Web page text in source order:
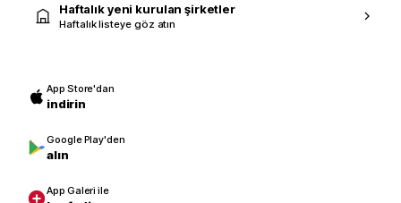
Haftalık yeni kurulan şirketler
Haftalık listeye göz atın
App Store'dan
indirin
Google Play'den
alın
App Galeri ile